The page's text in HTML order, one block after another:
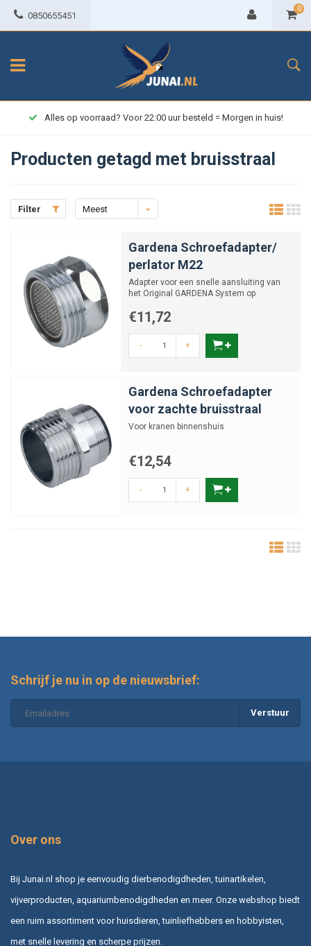
0850655451
0
Alles op voorraad? Voor 22:00 uur besteld = Morgen in huis!
Producten getagd met bruisstraal
Filter
Meest
Gardena Schroefadapter/
perlator M22
Adapter voor een snelle aansluiting van
het Original GARDENA System op
€11,72
- +
Gardena Schroefadapter
voor zachte bruisstraal
Voor kranen binnenshuis
€12,54
- +
Schrijf je nu in op de nieuwsbrief:
Verstuur
Over ons
Bij Junai.nl shop je eenvoudig dierbenodigdheden, tuinartikelen,
vijverproducten, aquariumbenodigdheden en meer. Onze webshop biedt
een ruim assortiment voor huisdieren, tuinliefhebbers en hobbyisten,
met snelle levering en scherpe prijzen.